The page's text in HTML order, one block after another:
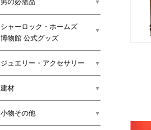
シャーロック・ホームズ
博物館 公式グッズ
ジュエリー・アクセサリー
建材
小物その他